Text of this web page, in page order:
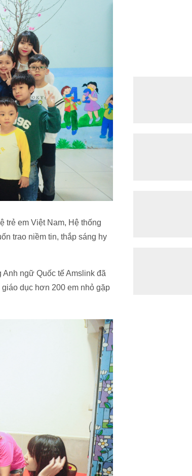
trẻ em Việt Nam, Hệ thống
trao niềm tin, thắp sáng hy
Anh ngữ Quốc tế Amslink đã
dục hơn 200 em nhỏ gặp